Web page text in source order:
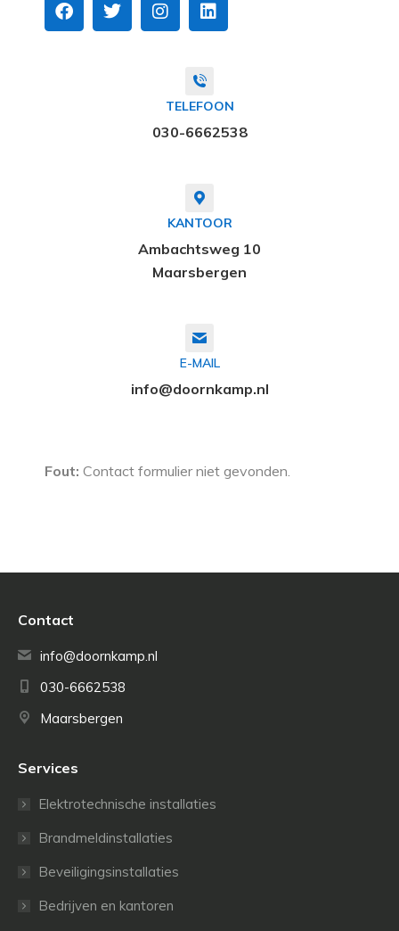
TELEFOON
030-6662538
KANTOOR
Ambachtsweg 10
Maarsbergen
E-MAIL
info@doornkamp.nl
Fout: Contact formulier niet gevonden.
Contact
info@doornkamp.nl
030-6662538
Maarsbergen
Services
Elektrotechnische installaties
Brandmeldinstallaties
Beveiligingsinstallaties
Bedrijven en kantoren